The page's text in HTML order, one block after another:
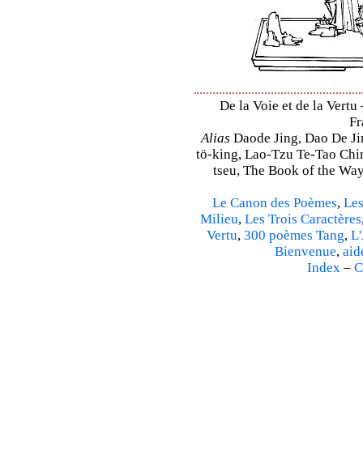
De la Voie et de la
Alias Daode Jing, Dao De
tö-king, Lao-Tzu Te-Tao
tseu, The Book of the
Le Canon des Poèmes,
Milieu, Les Trois Caractères
Vertu, 300 poèmes Tang,
Bienvenue,
Index–